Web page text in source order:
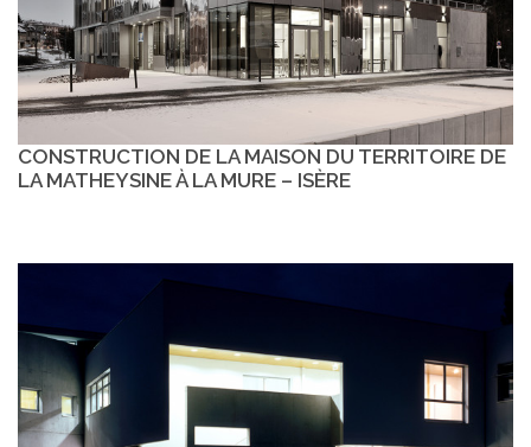
CONSTRUCTION DE LA MAISON DU TERRITOIRE DE
LA MATHEYSINE À LA MURE – ISÈRE